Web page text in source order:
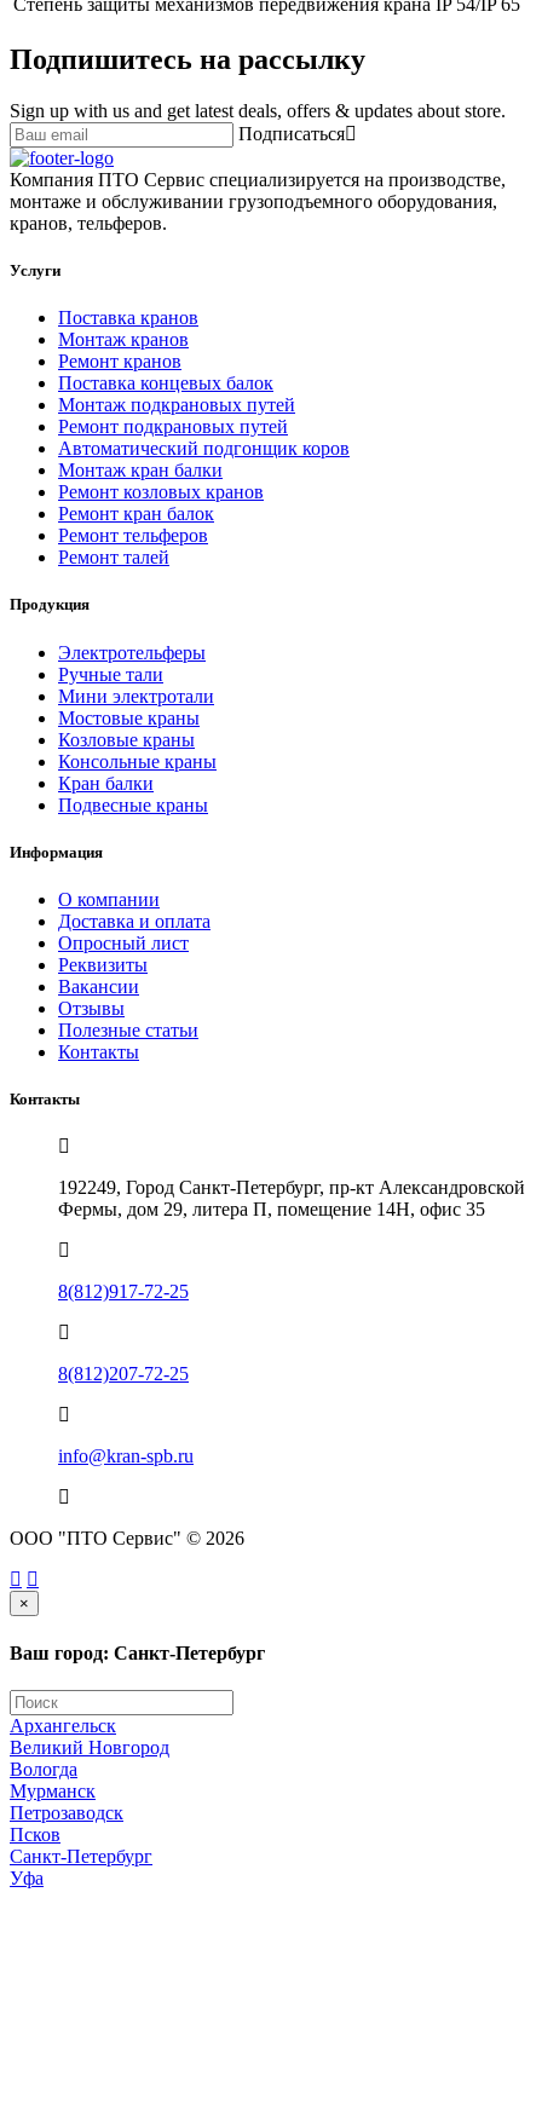
Степень защиты механизмов передвижения крана IP 54/IP 65
Подпишитесь на рассылку
Sign up with us and get latest deals, offers & updates about store.
Подписаться
Компания ПТО Сервис специализируется на производстве,
монтаже и обслуживании грузоподъемного оборудования,
кранов, тельферов.
Услуги
Поставка кранов
Монтаж кранов
Ремонт кранов
Поставка концевых балок
Монтаж подкрановых путей
Ремонт подкрановых путей
Автоматический подгонщик коров
Монтаж кран балки
Ремонт козловых кранов
Ремонт кран балок
Ремонт тельферов
Ремонт талей
Продукция
Электротельферы
Ручные тали
Мини электротали
Мостовые краны
Козловые краны
Консольные краны
Кран балки
Подвесные краны
Информация
О компании
Доставка и оплата
Опросный лист
Реквизиты
Вакансии
Отзывы
Полезные статьи
Контакты
Контакты
192249, Город Санкт-Петербург, пр-кт Александровской
Фермы, дом 29, литера П, помещение 14Н, офис 35
8(812)917-72-25
8(812)207-72-25
info@kran-spb.ru
ООО "ПТО Сервис" © 2026
×
Ваш город: Санкт-Петербург
Архангельск
Великий Новгород
Вологда
Мурманск
Петрозаводск
Псков
Санкт-Петербург
Уфа